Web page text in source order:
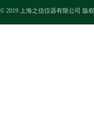
© 2019 上海之信仪器有限公司 版